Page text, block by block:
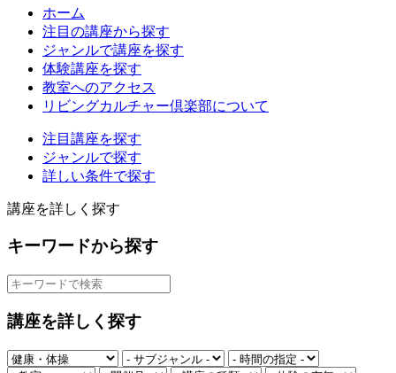
ホーム
注目の講座から探す
ジャンルで講座を探す
体験講座を探す
教室へのアクセス
リビングカルチャー倶楽部について
注目講座を探す
ジャンルで探す
詳しい条件で探す
講座を詳しく探す
キーワードから探す
講座を詳しく探す